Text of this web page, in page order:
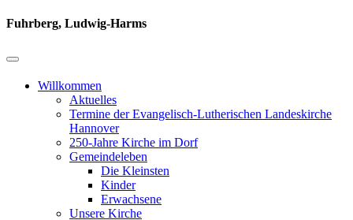
Fuhrberg, Ludwig-Harms
Willkommen
Aktuelles
Termine der Evangelisch-Lutherischen Landeskirche
Hannover
250-Jahre Kirche im Dorf
Gemeindeleben
Die Kleinsten
Kinder
Erwachsene
Unsere Kirche